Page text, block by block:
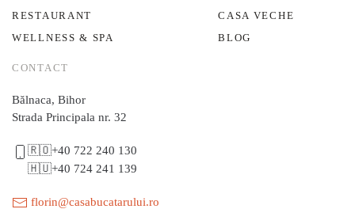
CONTACT
Bălnaca, Bihor
Strada Principala nr. 32
🇷🇴+40 722 240 130
🇭🇺+40 724 241 139
florin@casabucatarului.ro
RESTAURANT
WELLNESS & SPA
CASA VECHE
BLOG